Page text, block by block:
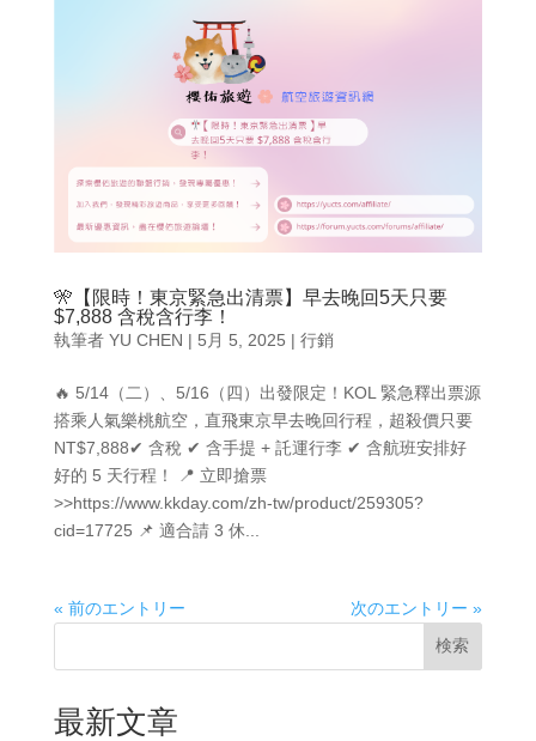
🎌【限時！東京緊急出清票】早去晚回5天只要
$7,888 含稅含行李！
執筆者 YU CHEN | 5月 5, 2025 | 行銷
🔥 5/14（二）、5/16（四）出發限定！KOL 緊急釋出票源
搭乘人氣樂桃航空，直飛東京早去晚回行程，超殺價只要
NT$7,888✔ 含稅 ✔ 含手提 + 託運行李 ✔ 含航班安排好
好的 5 天行程！ 📍 立即搶票
>>https://www.kkday.com/zh-tw/product/259305?
cid=17725 📌 適合請 3 休...
« 前のエントリー
次のエントリー »
検索
最新文章